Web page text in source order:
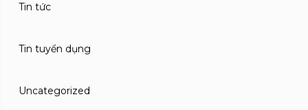
Tin tức
Tin tuyển dụng
Uncategorized